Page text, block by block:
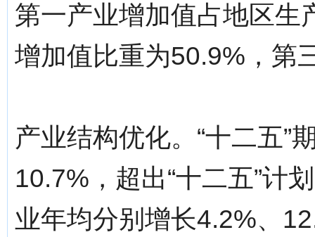
第一产业增加值占地区生
增加值比重为50.9%，第
产业结构优化。“十二五”
10.7%，超出“十二五”计
业年均分别增长4.2%、